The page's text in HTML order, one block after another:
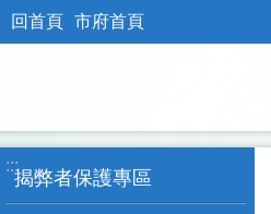
回首頁 市府首頁
:::
揭弊者保護專區